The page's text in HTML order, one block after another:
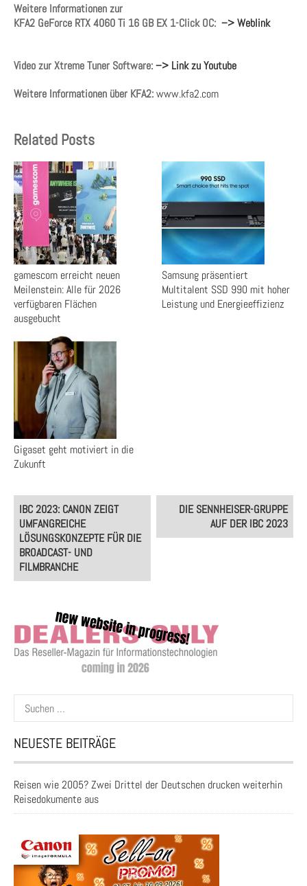
Weitere Informationen zur
KFA2 GeForce RTX 4060 Ti 16 GB EX 1-Click OC: –> Weblink
Video zurXtreme Tuner Software:–> Link zu Youtube
Weitere Informationen über KFA2:www.kfa2.com
Related Posts
gamescom erreicht neuen
Meilenstein: Alle für 2026
verfügbaren Flächen
ausgebucht
Samsung präsentiert
Multitalent SSD 990 mit hoher
Leistung und Energieeffizienz
Gigaset geht motiviert in die
Zukunft
Post
navigation
IBC 2023: CANON ZEIGT
UMFANGREICHE
LÖSUNGSKONZEPTE FÜR DIE
BROADCAST- UND
FILMBRANCHE
DIE SENNHEISER-GRUPPE
AUF DER IBC 2023
Suchen
nach:
NEUESTE BEITRÄGE
Reisen wie 2005? Zwei Drittel der Deutschen drucken weiterhin
Reisedokumente aus